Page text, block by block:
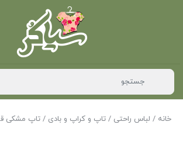
خانه / لباس راحتی / تاپ و کراپ و بادی / تاپ مشکی